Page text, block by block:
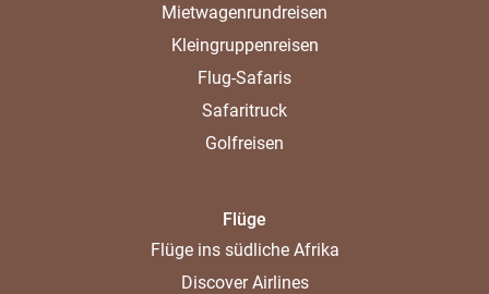
Mietwagenrundreisen
Kleingruppenreisen
Flug-Safaris
Safaritruck
Golfreisen
Flüge
Flüge ins südliche Afrika
Discover Airlines